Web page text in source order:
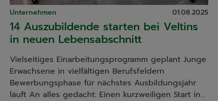
Unternehmen 01.08.2025
14 Auszubildende starten bei Veltins
in neuen Lebensabschnitt
Vielseitiges Einarbeitungsprogramm geplant Junge
Erwachsene in vielfältigen Berufsfeldern
Bewerbungsphase für nächstes Ausbildungsjahr
läuft An alles gedacht: Einen kurzweiligen Start in…